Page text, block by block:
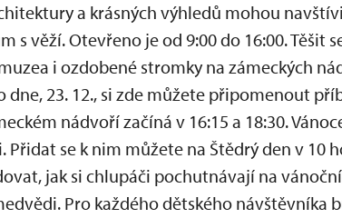
a krásných výhledů mohou
s věží. Otevřeno je od 9:00 do 16:00. Těšit
i ozdobené stromky na zámeckých
dne, 23. 12., si zde můžete připomenout
nádvoří začíná v 16:15 a 18:30.
se k nim můžete na Štědrý den v 10
jak si chlupáči pochutnávají na
Pro každého dětského návštěvníka